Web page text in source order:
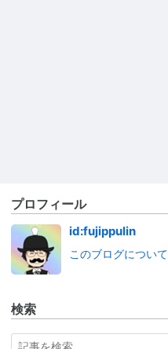
プロフィール
id:fujippulin
このブログについて
検索